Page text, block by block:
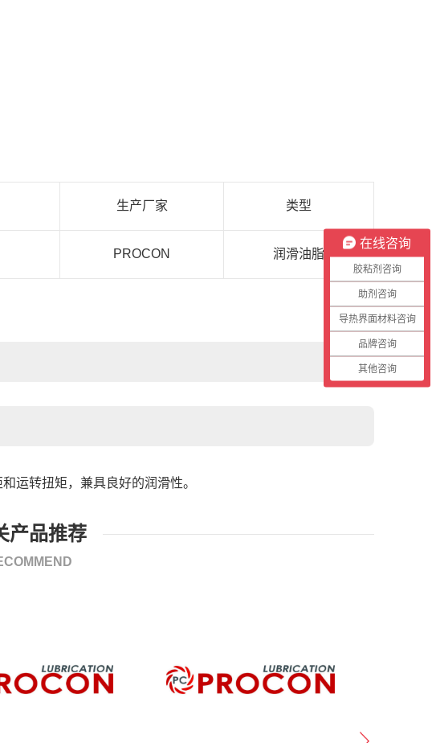
生产厂家 类型
PROCON 润滑油脂
运转扭矩，兼具良好的润滑性。
产品推荐
在线咨询
胶粘剂咨询
助剂咨询
导热界面材料咨询
品牌咨询
其他咨询